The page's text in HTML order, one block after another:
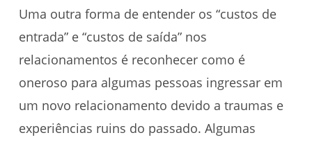
Uma outra forma de entender os “custos de
entrada” e “custos de saída” nos
relacionamentos é reconhecer como é
oneroso para algumas pessoas ingressar em
um novo relacionamento devido a traumas e
experiências ruins do passado. Algumas